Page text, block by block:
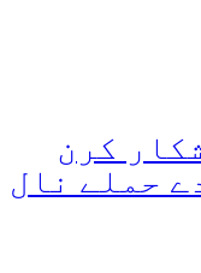
کرن
حملے نال